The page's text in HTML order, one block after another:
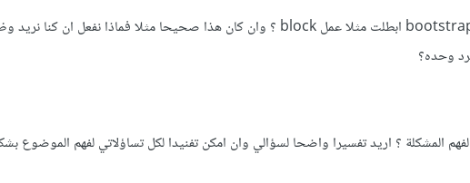
وحده؟
المشكلة ؟ اريد تفسيرا واضحا لسؤالي وان امكن تفنيدا لكل تساؤلاتي لفهم الموضوع